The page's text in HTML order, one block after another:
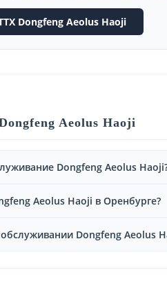
Dongfeng Aeolus Haoji
Aeolus Haoji
Dongfeng Aeolus
Aeolus Haoji в Оренбурге?
Dongfeng Aeolus